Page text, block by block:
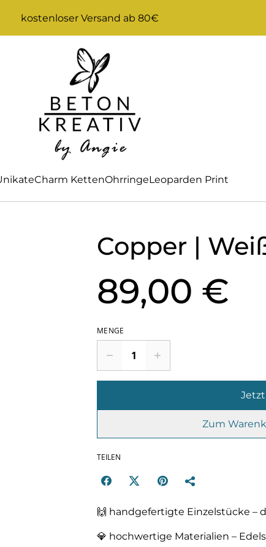
kostenloser Versand ab 80€
Charm KettenOhrringeLeoparden Print
Copper |
89,00 €
MENGE
Zum
TEILEN
🙌 handgefertigte Einzelstücke –
💎 hochwertige Materialien –